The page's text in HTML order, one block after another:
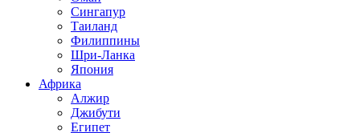
Сингапур
Таиланд
Филиппины
Шри-Ланка
Япония
Африка
Алжир
Джибути
Египет